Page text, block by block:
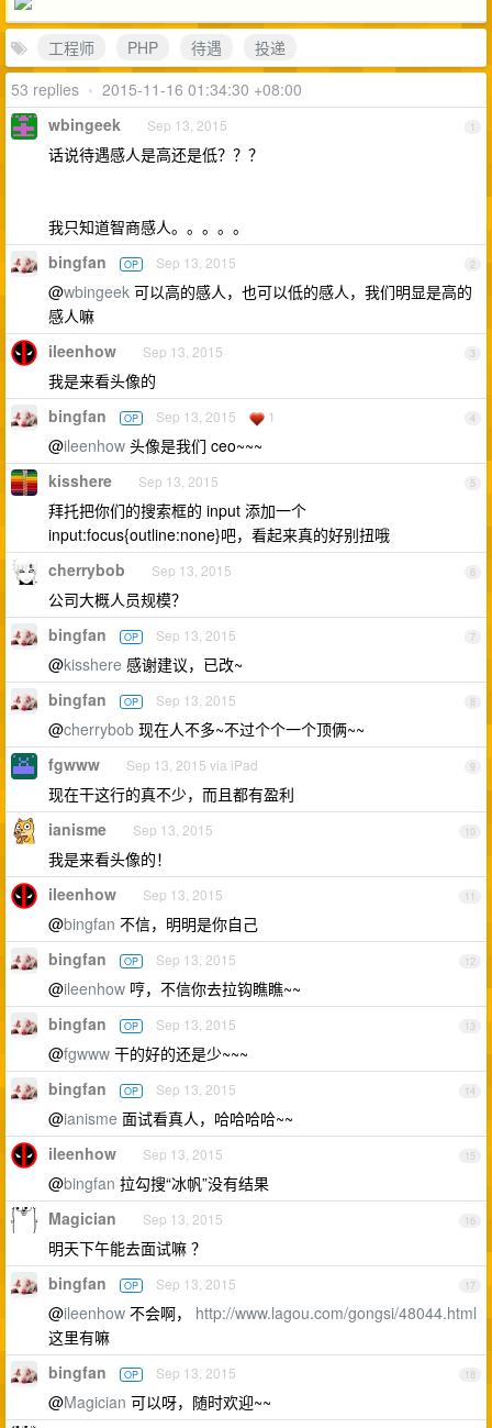
工程师 PHP 待遇
投递
53 replies • 2015-11-16 01:34:30 +08:00
1
wbingeek Sep 13, 2015
话说待遇感人是高还是低？？？
我只知道智商感人。。。。。
2
bingfan OP Sep 13, 2015
@wbingeek 可以高的感人，也可以低的感人，我们明显是高的
感人嘛
3
ileenhow Sep 13, 2015
我是来看头像的
4
bingfan OP Sep 13, 2015 1
@ileenhow 头像是我们 ceo~~~
5
kisshere Sep 13, 2015
拜托把你们的搜索框的 input 添加一个
input:focus{outline:none}吧，看起来真的好别扭哦
6
cherrybob Sep 13, 2015
公司大概人员规模？
7
bingfan OP Sep 13, 2015
@kisshere 感谢建议，已改~
8
bingfan OP Sep 13, 2015
@cherrybob 现在人不多~不过个个一个顶俩~~
9
fgwww Sep 13, 2015 via iPad
现在干这行的真不少，而且都有盈利
10
ianisme Sep 13, 2015
我是来看头像的！
11
ileenhow Sep 13, 2015
@bingfan 不信，明明是你自己
12
bingfan OP Sep 13, 2015
@ileenhow 哼，不信你去拉钩瞧瞧~~
13
bingfan OP Sep 13, 2015
@fgwww 干的好的还是少~~~
14
bingfan OP Sep 13, 2015
@ianisme 面试看真人，哈哈哈哈~~
15
ileenhow Sep 13, 2015
@bingfan 拉勾搜“冰帆”没有结果
16
Magician Sep 13, 2015
明天下午能去面试嘛 ？
17
bingfan OP Sep 13, 2015
@ileenhow 不会啊， http://www.lagou.com/gongsi/48044.html
这里有嘛
18
bingfan OP Sep 13, 2015
@Magician 可以呀，随时欢迎~~